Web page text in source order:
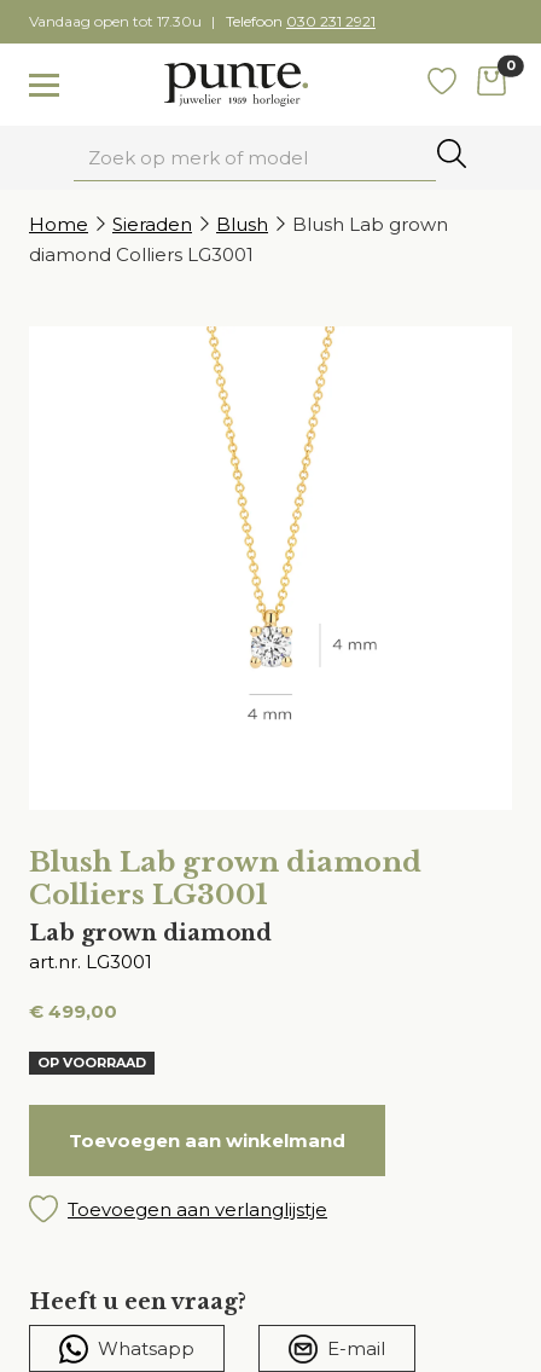
Skip
to
content
Vandaag open tot 17.30u Telefoon 030 231 2921
Toggle navigation
0
Home
Sieraden Blush
Blush Lab grown
diamond Colliers LG3001
Blush Lab grown diamond
Colliers LG3001
Lab grown diamond
art.nr. LG3001
€ 499,00
OP VOORRAAD
Toevoegen aan winkelmand
Toevoegen aan verlanglijstje
Heeft u een vraag?
Whatsapp E-mail